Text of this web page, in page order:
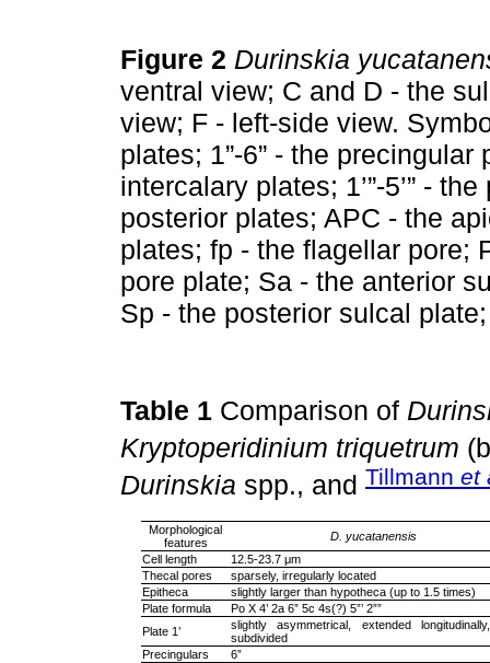
Figure 2 Durinskia
ventral view; C and D - the
view; F - left-side view.
plates; 1”-6” - the
intercalary plates; 1’”-5’” -
posterior plates; APC - the
plates; fp - the flagellar pore;
pore plate; Sa - the anterior
Sp - the posterior sulcal
Table 1 Comparison of
Kryptoperidinium triquetrum
Durinskia spp., and Tillmann et
Morphological
features
D. yucatanensis
Cell length
12.5-23.7 μm
Thecal pores
sparsely, irregularly located
Epitheca
slightly larger than hypotheca (up to 1.5 times)
Plate formula
Po X 4’ 2a 6” 5c 4s(?) 5”’ 2””
Plate 1’
slightly asymmetrical, extended
subdivided
Precingulars
6”